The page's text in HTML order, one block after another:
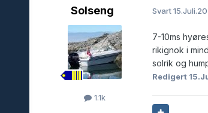
Solseng
1.1k
Svart
7-10ms
rikignok i
solrik og
Redigert